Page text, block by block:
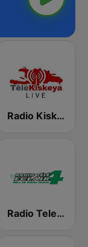
Radio Kiskeya 88.5 FM
Radio Tele Eclair